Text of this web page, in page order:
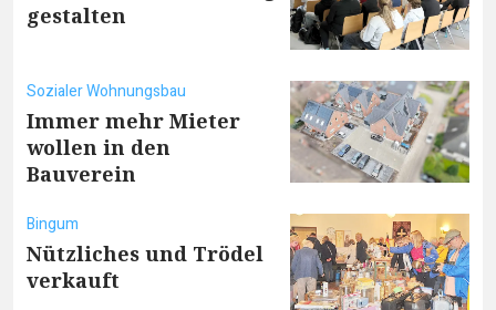
gestalten
Sozialer Wohnungsbau
Immer mehr Mieter
wollen in den
Bauverein
Bingum
Nützliches und Trödel
verkauft